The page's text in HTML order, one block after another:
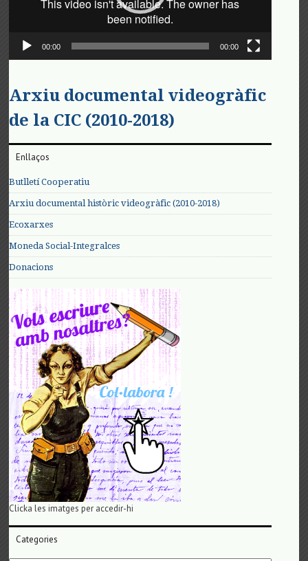
00:00 00:00
Arxiu documental videogràfic
de la CIC (2010-2018)
Enllaços
Butlletí Cooperatiu
Arxiu documental històric videogràfic (2010-2018)
Ecoxarxes
Moneda Social-Integralces
Donacions
Clicka les imatges per accedir-hi
Categories